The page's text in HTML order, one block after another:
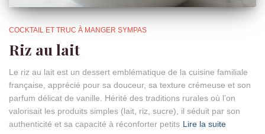
COCKTAIL ET TRUC À MANGER SYMPAS
Riz au lait
Le riz au lait est un dessert emblématique de la cuisine familiale
française, apprécié pour sa douceur, sa texture crémeuse et son
parfum délicat de vanille. Hérité des traditions rurales où l’on
valorisait les produits simples (lait, riz, sucre), il séduit par son
authenticité et sa capacité à réconforter petits Lire la suite